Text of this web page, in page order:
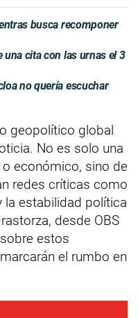
busca recomponer
cita con las urnas el 3
no quería escuchar
geopolítico global
No es solo una
económico, sino de
redes críticas como
estabilidad política
desde OBS
estos
el rumbo en